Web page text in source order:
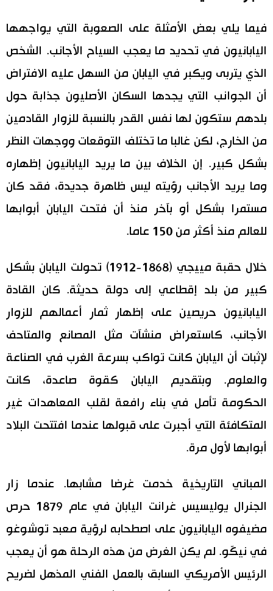
فيما يلي بعض الأمثلة على الصعوبة التي يواجهها
اليابانيون في تحديد ما يعجب السياح الأجانب. الشخص
الذي يتربى ويكبر في اليابان من السهل عليه الافتراض
أن الجوانب التي يجدها السكان الأصليون جذابة حول
بلدهم ستكون لها نفس القدر بالنسبة للزوار القادمين
من الخارج، لكن غالبا ما تختلف التوقعات ووجهات النظر
بشكل كبير. إن الخلاف بين ما يريد اليابانيون إظهاره
وما يريد الأجانب رؤيته ليس ظاهرة جديدة، فقد كان
مستمرا بشكل أو بآخر منذ أن فتحت اليابان أبوابها
للعالم منذ أكثر من 150 عاما.
خلال حقبة مييجي (1868-1912) تحولت اليابان بشكل
كبير من بلد إقطاعي إلى دولة حديثة. كان القادة
اليابانيون حريصين على إظهار ثمار أعمالهم للزوار
الأجانب، كاستعراض منشآت مثل المصانع والمتاحف
لإثبات أن اليابان كانت تواكب بسرعة الغرب في الصناعة
والعلوم. وبتقديم اليابان كقوة صاعدة، كانت
الحكومة تأمل في بناء رافعة لقلب المعاهدات غير
المتكافئة التي أجبرت على قبولها عندما افتتحت البلاد
أبوابها لأول مرة.
المباني التاريخية خدمت غرضا مشابها. عندما زار
الجنرال يوليسيس غرانت اليابان في عام 1879 حرص
مضيفوه اليابانيون على اصطحابه لرؤية معبد توشوغو
في نيكّو. لم يكن الغرض من هذه الرحلة هو أن يعجب
الرئيس الأمريكي السابق بالعمل الفني المذهل لضريح